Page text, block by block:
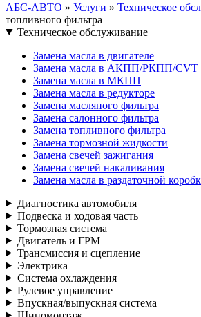
АБС-АВТО » Услуги » Техническое
топливного фильтра
Техническое обслуживание
Замена масла в двигателе
Замена масла в АКПП/РКПП/CVT
Замена масла в МКПП
Замена масла в редукторе
Замена масляного фильтра
Замена салонного фильтра
Замена топливного фильтра
Замена тормозной жидкости
Замена свечей зажигания
Замена свечей накаливания
Замена масла в раздаточной
Диагностика автомобиля
Подвеска и ходовая часть
Тормозная система
Двигатель и ГРМ
Трансмиссия и сцепление
Электрика
Система охлаждения
Рулевое управление
Впускная/выпускная система